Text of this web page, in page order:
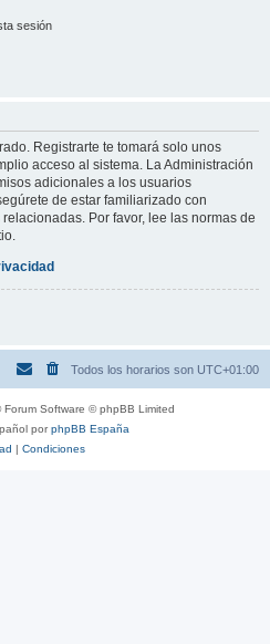
sesión
Registrarte te tomará solo unos
acceso al sistema. La Administración
adicionales a los usuarios
de estar familiarizado con
Por favor, lee las normas de
Todos los horarios son UTC+01:00
Forum Software © phpBB Limited
porphpBB España
| Condiciones